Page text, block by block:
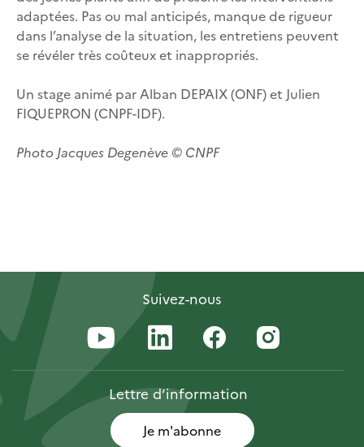
adaptées. Pas ou mal anticipés, manque de rigueur
dans l’analyse de la situation, les entretiens peuvent
se révéler très coûteux et inappropriés.
Un stage animé par Alban DEPAIX (ONF) et Julien
FIQUEPRON (CNPF-IDF).
Photo Jacques Degenève © CNPF
Suivez-nous
Lettred’information
Je m'abonne